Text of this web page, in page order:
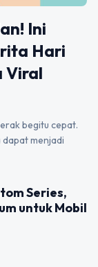
Ini
Hari
Viral
begitu cepat.
menjadi
Series,
untuk Mobil